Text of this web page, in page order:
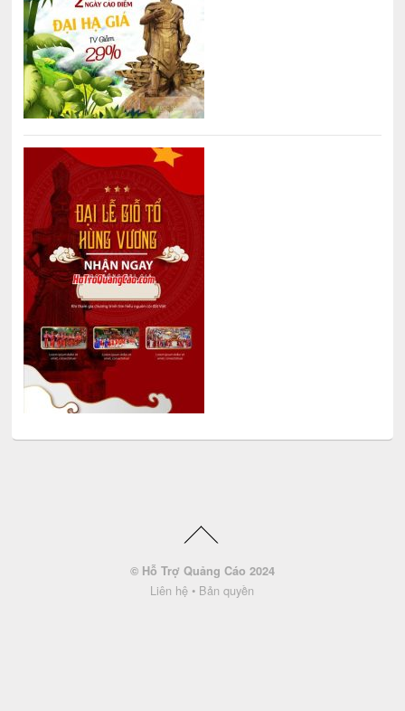
© Hỗ Trợ Quảng Cáo 2024
Liên hệ • Bản quyền